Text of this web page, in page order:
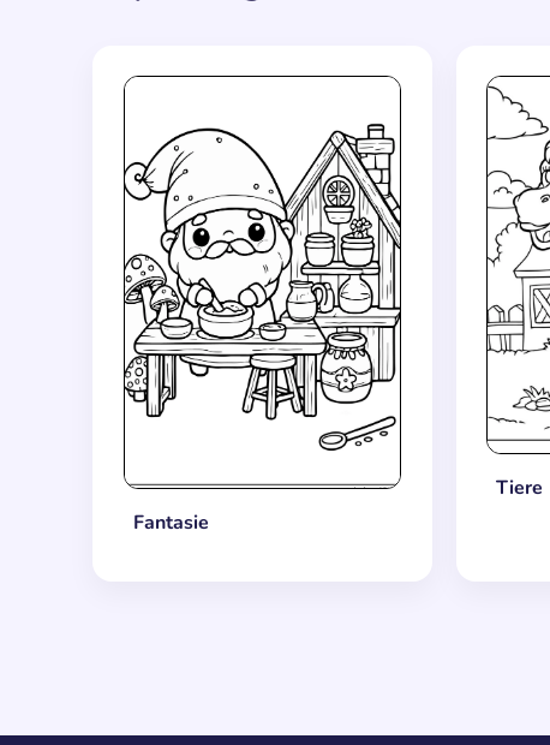
Fantasie
Tiere